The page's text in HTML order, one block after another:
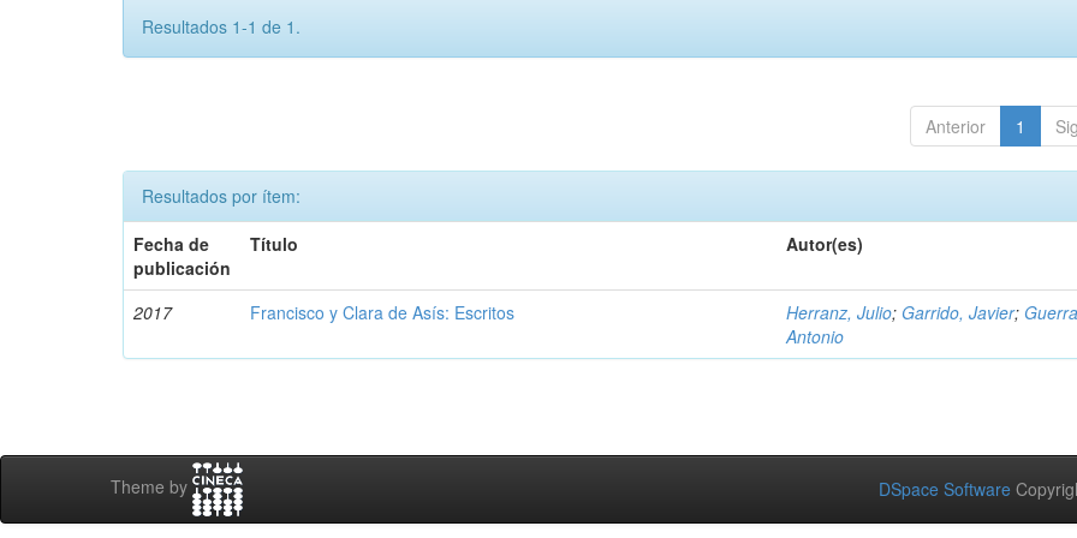
Resultados 1-1 de 1.
Anterior 1
Resultados por ítem:
Fecha de
publicación
Título Autor(es)
2017 Francisco y Clara de Asís: Escritos Herranz, Julio; Garrido, Javier;
Antonio
Theme by DSpace Software